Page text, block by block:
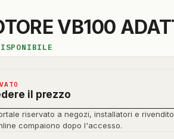
VB100
il prezzo
riservato a negozi, installatori e
compaiono dopo l'accesso.